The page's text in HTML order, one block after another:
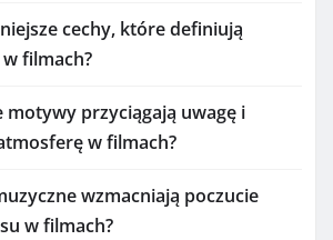
cechy, które definiują
filmach?
motywy przyciągają uwagę i
w filmach?
wzmacniają poczucie
w filmach?